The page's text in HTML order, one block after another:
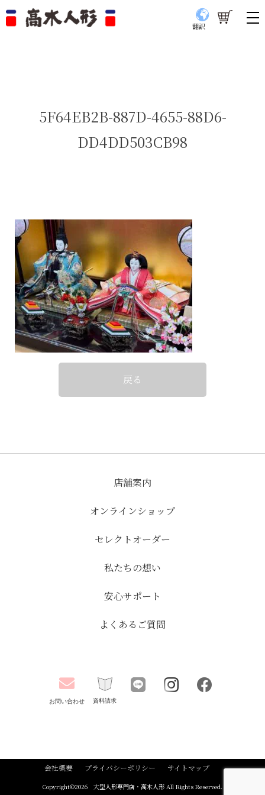
翻訳
5F64EB2B-887D-4655-88D6-
DD4DD503CB98
戻る
店舗案内
オンラインショップ
セレクトオーダー
私たちの想い
安心サポート
よくあるご質問
お問い合わせ 資料請求
会社概要 プライバシーポリシー サイトマップ
Copyright©2026 大型人形専門店・高木人形 All Rights Reserved.